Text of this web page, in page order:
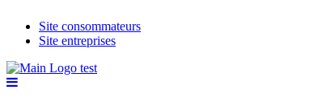
Site consommateurs
Site entreprises